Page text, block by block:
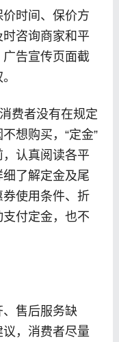
时间、保价方
咨询商家和平
告宣传页面截
费者没有在规定
想购买，“定金”
认真阅读各平
了解定金及尾
使用条件、折
付定金，也不
售后服务缺
，消费者尽量